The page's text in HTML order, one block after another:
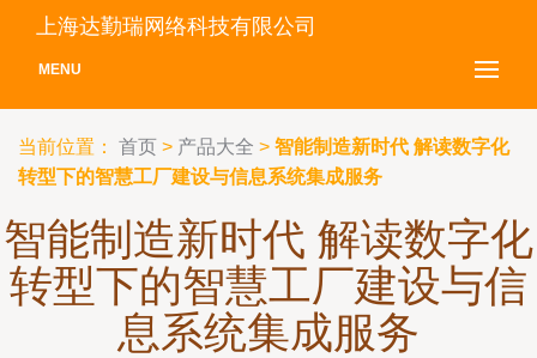
上海达勤瑞网络科技有限公司
MENU
当前位置： 首页 > 产品大全 > 智能制造新时代 解读数字化
转型下的智慧工厂建设与信息系统集成服务
智能制造新时代 解读数字化
转型下的智慧工厂建设与信
息系统集成服务